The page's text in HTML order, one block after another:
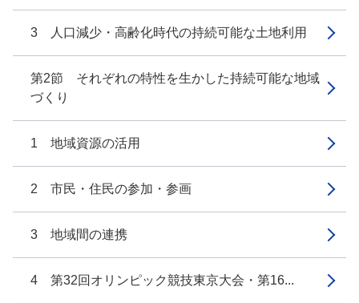
3 人口減少・高齢化時代の持続可能な土地利用
第2節 それぞれの特性を生かした持続可能な地域
づくり
1 地域資源の活用
2 市民・住民の参加・参画
3 地域間の連携
4 第32回オリンピック競技東京大会・第16...